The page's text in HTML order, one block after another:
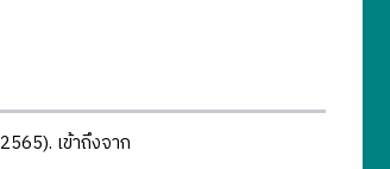
เข้าถึงจาก